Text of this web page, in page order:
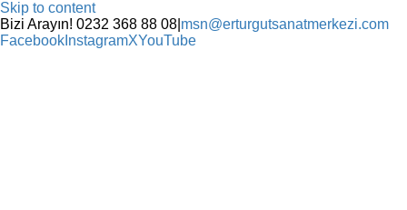
Skip to content
Bizi Arayın! 0232 368 88 08 msn@erturgutsanatmerkezi.com
Facebook InstagramXYouTube